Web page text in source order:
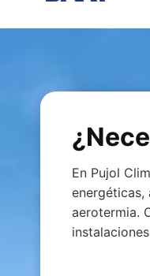
En Pujol
energéticas,
aerotermia.